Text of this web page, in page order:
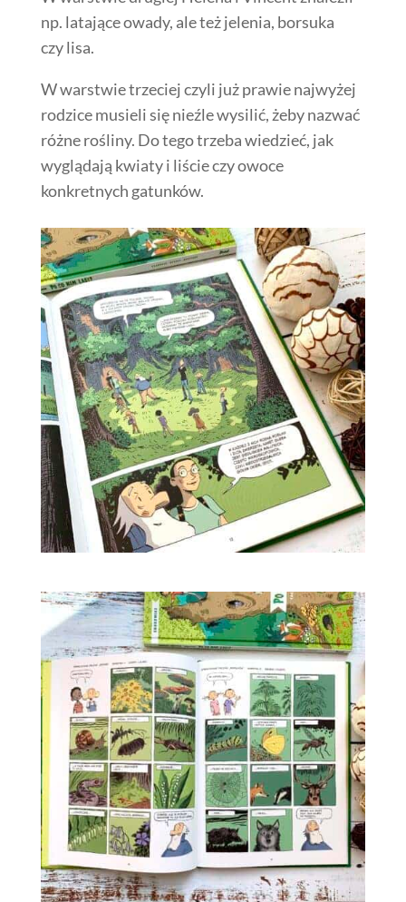
np. latające owady, ale też jelenia, borsuka
czy lisa.
W warstwie trzeciej czyli już prawie najwyżej
rodzice musieli się nieźle wysilić, żeby nazwać
różne rośliny. Do tego trzeba wiedzieć, jak
wyglądają kwiaty i liście czy owoce
konkretnych gatunków.